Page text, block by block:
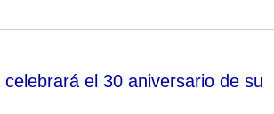
el 30 aniversario de su